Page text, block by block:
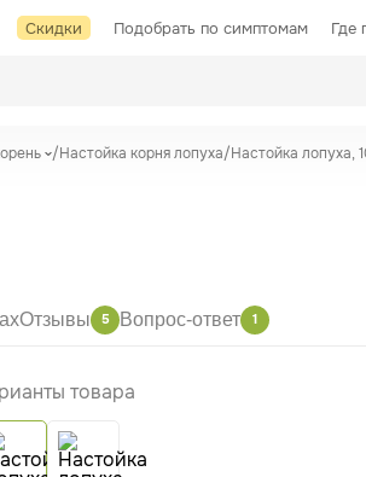
Скидки Подобрать по симптомам Где
/Настойка корня лопуха/Настойка лопуха,
Отзывы 5 Вопрос-ответ 1
товара